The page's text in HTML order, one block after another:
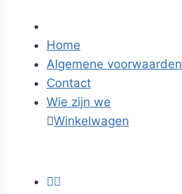
Home
Algemene voorwaarden
Contact
Wie zijn we
Winkelwagen
